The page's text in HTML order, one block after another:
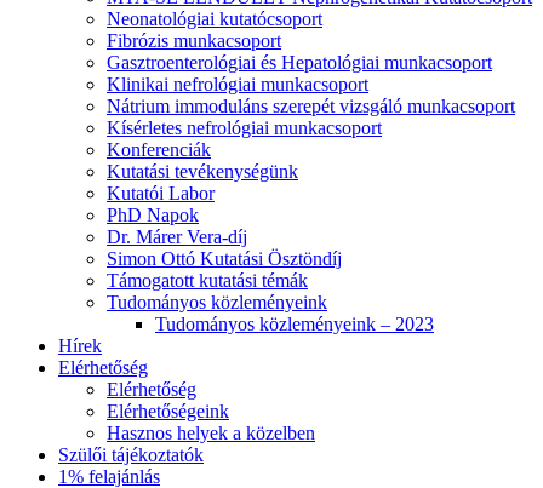
Neonatológiai kutatócsoport
Fibrózis munkacsoport
Gasztroenterológiai és Hepatológiai munkacsoport
Klinikai nefrológiai munkacsoport
Nátrium immoduláns szerepét vizsgáló munkacsoport
Kísérletes nefrológiai munkacsoport
Konferenciák
Kutatási tevékenységünk
Kutatói Labor
PhD Napok
Dr. Márer Vera-díj
Simon Ottó Kutatási Ösztöndíj
Támogatott kutatási témák
Tudományos közleményeink
Tudományos közleményeink – 2023
Hírek
Elérhetőség
Elérhetőség
Elérhetőségeink
Hasznos helyek a közelben
Szülői tájékoztatók
1% felajánlás